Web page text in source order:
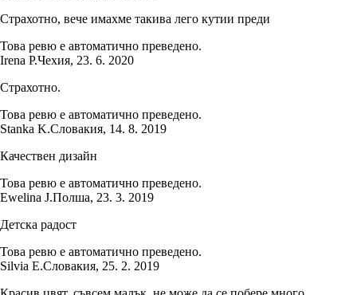
Страхотно, вече имахме такива лего кутии преди
Това ревю е автоматично преведено.
Irena P.Чехия, 23. 6. 2020
Страхотно.
Това ревю е автоматично преведено.
Stanka K.Словакия, 14. 8. 2019
Качествен дизайн
Това ревю е автоматично преведено.
Ewelina J.Полша, 23. 3. 2019
Детска радост
Това ревю е автоматично преведено.
Silvia E.Словакия, 25. 2. 2019